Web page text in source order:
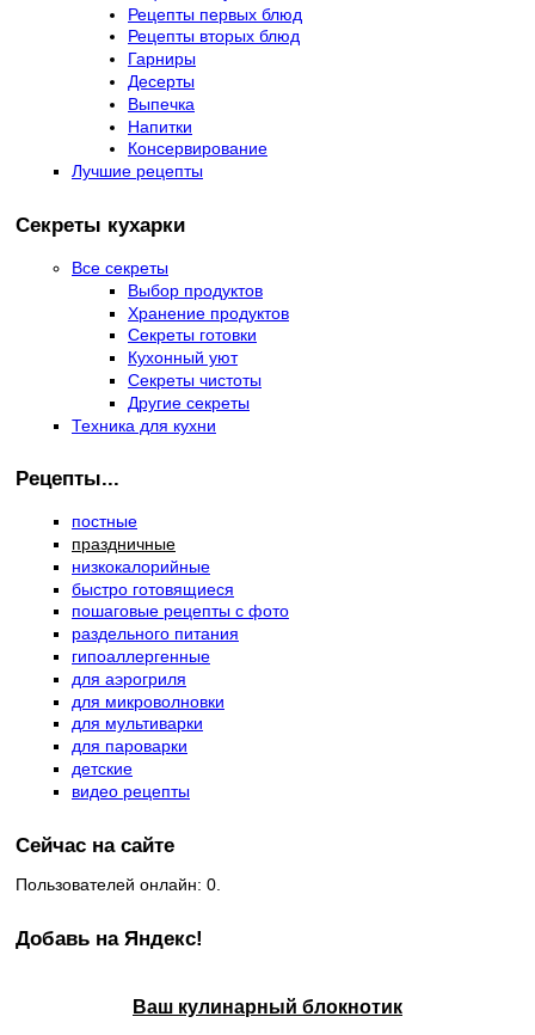
Рецепты первых блюд
Рецепты вторых блюд
Гарниры
Десерты
Выпечка
Напитки
Консервирование
Лучшие рецепты
Секреты кухарки
Все секреты
Выбор продуктов
Хранение продуктов
Секреты готовки
Кухонный уют
Секреты чистоты
Другие секреты
Техника для кухни
Рецепты...
постные
праздничные
низкокалорийные
быстро готовящиеся
пошаговые рецепты с фото
раздельного питания
гипоаллергенные
для аэрогриля
для микроволновки
для мультиварки
для пароварки
детские
видео рецепты
Сейчас на сайте
Пользователей онлайн: 0.
Добавь на Яндекс!
Ваш кулинарный блокнотик